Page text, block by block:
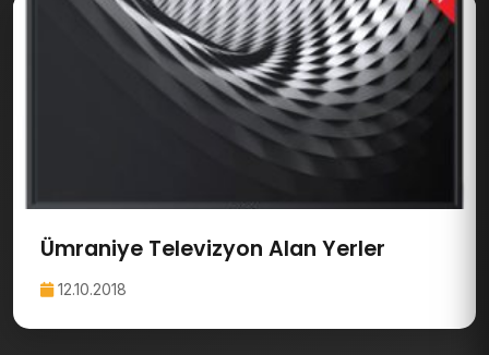
Ümraniye Televizyon Alan Yerler
12.10.2018